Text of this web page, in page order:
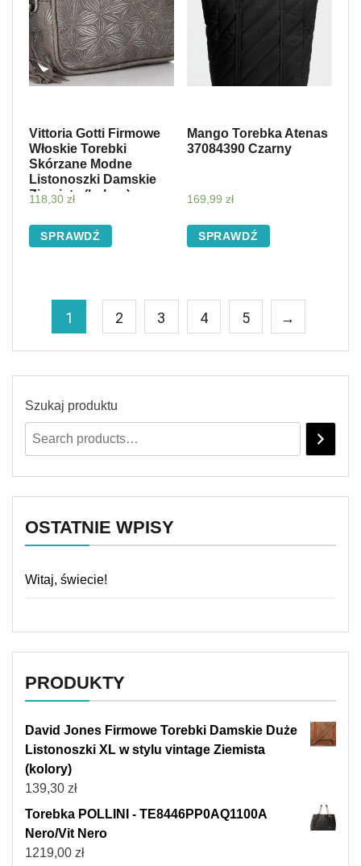
Vittoria Gotti Firmowe
Włoskie Torebki
Skórzane Modne
Listonoszki Damskie
Ziemiste (kolory)
118,30 zł
SPRAWDŹ
Mango Torebka Atenas
37084390 Czarny
169,99 zł
SPRAWDŹ
1 2 3 4 5 →
Szukaj produktu
OSTATNIE WPISY
Witaj, świecie!
PRODUKTY
David Jones Firmowe Torebki Damskie Duże
Listonoszki XL w stylu vintage Ziemista
(kolory)
139,30 zł
Torebka POLLINI - TE8446PP0AQ1100A
Nero/Vit Nero
1219,00 zł